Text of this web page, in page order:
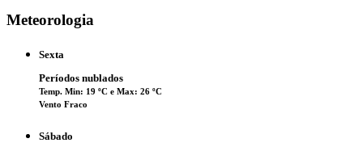
Meteorologia
Sexta
Períodos nublados
Temp. Min: 19 ºC e Max: 26 ºC
Vento Fraco
Sábado